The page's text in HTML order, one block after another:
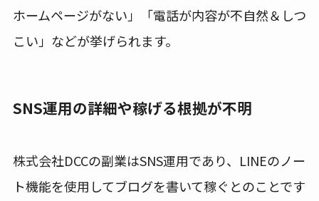
ホームページがない」「電話が内容が不自然＆しつ
こい」などが挙げられます。
SNS運用の詳細や稼げる根拠が不明
株式会社DCCの副業はSNS運用であり、LINEのノー
ト機能を使用してブログを書いて稼ぐとのことです